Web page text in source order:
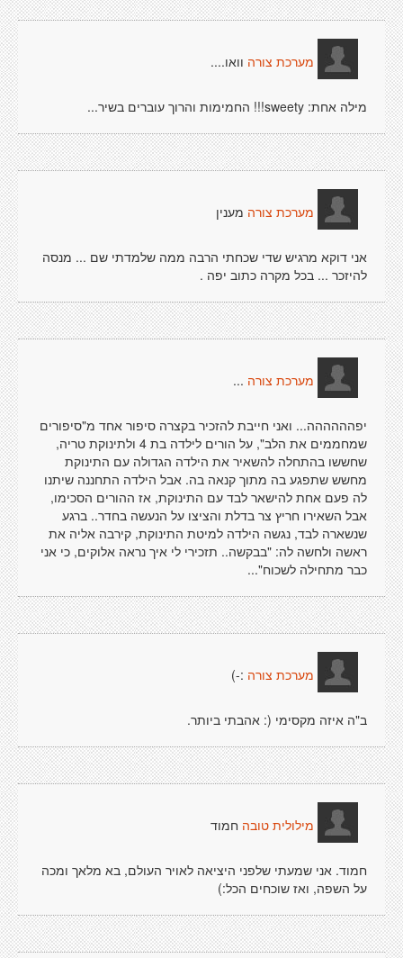
מערכת צורה וואו....
מילה אחת: sweety!!! החמימות והרוך עוברים בשיר...
מערכת צורה מענין
אני דוקא מרגיש שדי שכחתי הרבה ממה שלמדתי שם ... מנסה
להיזכר ... בכל מקרה כתוב יפה .
מערכת צורה ...
יפהההההה... ואני חייבת להזכיר בקצרה סיפור אחד מ"סיפורים
שמחממים את הלב", על הורים לילדה בת 4 ולתינוקת טריה,
שחששו בהתחלה להשאיר את הילדה הגדולה עם התינוקת
מחשש שתפגע בה מתוך קנאה בה. אבל הילדה התחננה שיתנו
לה פעם אחת להישאר לבד עם התינוקת, אז ההורים הסכימו,
אבל השאירו חריץ צר בדלת והציצו על הנעשה בחדר.. ברגע
שנשארה לבד, נגשה הילדה למיטת התינוקת, קירבה אליה את
ראשה ולחשה לה: "בבקשה.. תזכירי לי איך נראה אלוקים, כי אני
כבר מתחילה לשכוח"...
מערכת צורה :-)
ב"ה איזה מקסימי (: אהבתי ביותר.
מילולית טובה חמוד
חמוד. אני שמעתי שלפני היציאה לאויר העולם, בא מלאך ומכה
על השפה, ואז שוכחים הכל:)